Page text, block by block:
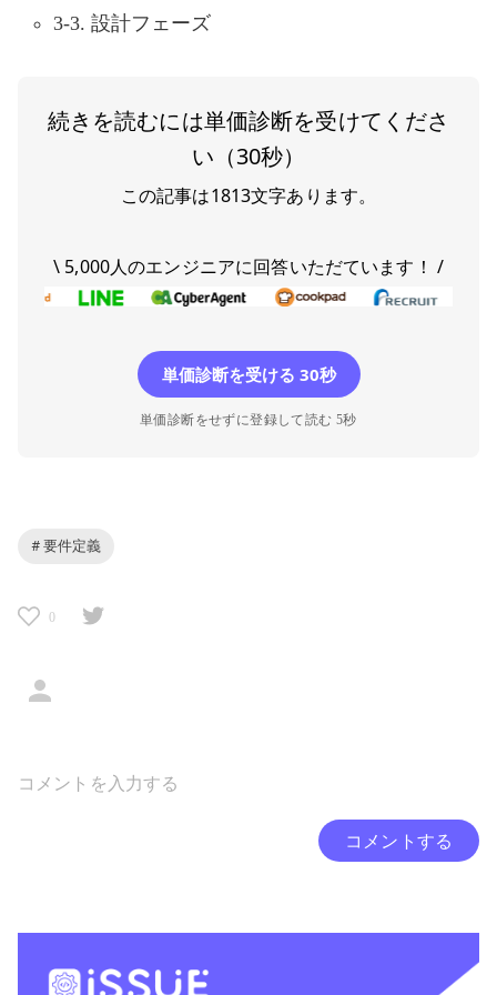
3-3. 設計フェーズ
続きを読むには単価診断を受けてくださ
い（30秒）
この記事は1813文字あります。
\ 5,000人のエンジニアに回答いただています！ /
単価診断を受ける 30秒
単価診断をせずに登録して読む 5秒
# 要件定義
0
コメントする